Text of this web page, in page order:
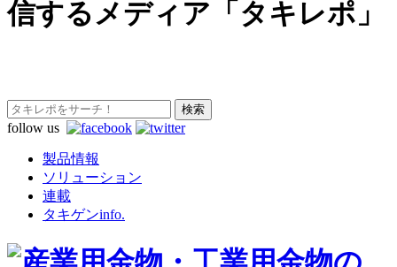
信するメディア「タキレポ」
follow us
製品情報
ソリューション
連載
タキゲンinfo.